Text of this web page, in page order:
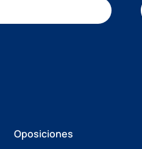
Oposiciones